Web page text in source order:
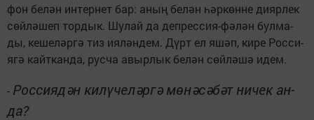
фон бе­лән ин­тер­нет бар: аның бе­лән һәр­көн­не ди­яр­лек
сөй­лә­шеп тор­дык. Шу­лай да деп­рес­сия-фә­лән бул­ма­
ды, ке­ше­ләр­гә тиз ия­лән­дем. Дүрт ел яшәп, ки­ре Рос­си­
я­гә кайт­кан­да, рус­ча авыр­лык бе­лән сөй­лә­шә идем.
- Рос­си­я­дән ки­лү­че­ләр­гә мө­нә­сә­бәт ни­чек ан­
да?